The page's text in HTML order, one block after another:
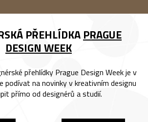
PŘEHLÍDKA PRAGUE
DESIGN WEEK
přehlídky Prague Design Week je v
podívat na novinky v kreativním designu
přímo od designérů a studií.